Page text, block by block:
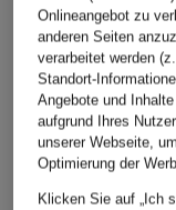
Ursprünglich:159,99 €
ÄHNLICHE
Onlineangebot zu
anderen Seiten
verarbeitet werden
Standort-
Angebote und
aufgrund Ihres
unserer Webseite,
Optimierung der
Klicken Sie auf „Ich